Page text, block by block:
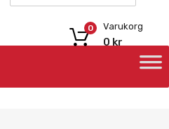
Varukorg
0 kr
0